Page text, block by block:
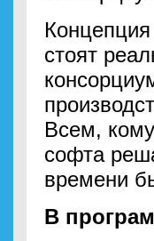
стоят
Всем,
софта
времени
В